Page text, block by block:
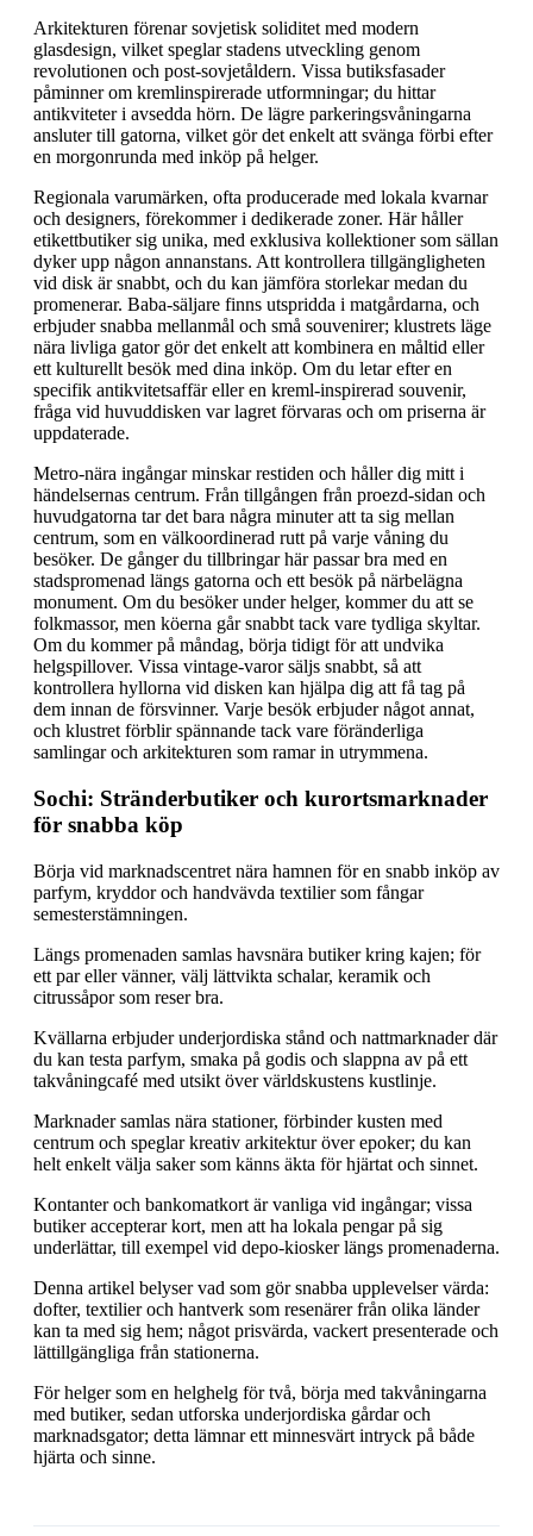
Arkitekturen förenar sovjetisk soliditet med modern
glasdesign, vilket speglar stadens utveckling genom
revolutionen och post-sovjetåldern. Vissa butiksfasader
påminner om kremlinspirerade utformningar; du hittar
antikviteter i avsedda hörn. De lägre parkeringsvåningarna
ansluter till gatorna, vilket gör det enkelt att svänga förbi efter
en morgonrunda med inköp på helger.
Regionala varumärken, ofta producerade med lokala kvarnar
och designers, förekommer i dedikerade zoner. Här håller
etikettbutiker sig unika, med exklusiva kollektioner som sällan
dyker upp någon annanstans. Att kontrollera tillgängligheten
vid disk är snabbt, och du kan jämföra storlekar medan du
promenerar. Baba-säljare finns utspridda i matgårdarna, och
erbjuder snabba mellanmål och små souvenirer; klustrets läge
nära livliga gator gör det enkelt att kombinera en måltid eller
ett kulturellt besök med dina inköp. Om du letar efter en
specifik antikvitetsaffär eller en kreml-inspirerad souvenir,
fråga vid huvuddisken var lagret förvaras och om priserna är
uppdaterade.
Metro-nära ingångar minskar restiden och håller dig mitt i
händelsernas centrum. Från tillgången från proezd-sidan och
huvudgatorna tar det bara några minuter att ta sig mellan
centrum, som en välkoordinerad rutt på varje våning du
besöker. De gånger du tillbringar här passar bra med en
stadspromenad längs gatorna och ett besök på närbelägna
monument. Om du besöker under helger, kommer du att se
folkmassor, men köerna går snabbt tack vare tydliga skyltar.
Om du kommer på måndag, börja tidigt för att undvika
helgspillover. Vissa vintage-varor säljs snabbt, så att
kontrollera hyllorna vid disken kan hjälpa dig att få tag på
dem innan de försvinner. Varje besök erbjuder något annat,
och klustret förblir spännande tack vare föränderliga
samlingar och arkitekturen som ramar in utrymmena.
Sochi: Stränderbutiker och kurortsmarknader
för snabba köp
Börja vid marknadscentret nära hamnen för en snabb inköp av
parfym, kryddor och handvävda textilier som fångar
semesterstämningen.
Längs promenaden samlas havsnära butiker kring kajen; för
ett par eller vänner, välj lättvikta schalar, keramik och
citrussåpor som reser bra.
Kvällarna erbjuder underjordiska stånd och nattmarknader där
du kan testa parfym, smaka på godis och slappna av på ett
takvåningcafé med utsikt över världskustens kustlinje.
Marknader samlas nära stationer, förbinder kusten med
centrum och speglar kreativ arkitektur över epoker; du kan
helt enkelt välja saker som känns äkta för hjärtat och sinnet.
Kontanter och bankomatkort är vanliga vid ingångar; vissa
butiker accepterar kort, men att ha lokala pengar på sig
underlättar, till exempel vid depo-kiosker längs promenaderna.
Denna artikel belyser vad som gör snabba upplevelser värda:
dofter, textilier och hantverk som resenärer från olika länder
kan ta med sig hem; något prisvärda, vackert presenterade och
lättillgängliga från stationerna.
För helger som en helghelg för två, börja med takvåningarna
med butiker, sedan utforska underjordiska gårdar och
marknadsgator; detta lämnar ett minnesvärt intryck på både
hjärta och sinne.